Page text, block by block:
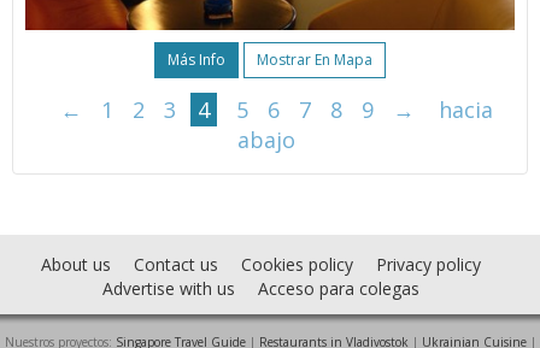
Más Info Mostrar En Mapa
← 1 2 3 4 5 6 7 8 9 →
hacia
abajo
About us Contact us Cookies policy
Privacy policy
Advertise with us
Acceso para colegas
Nuestros proyectos: Singapore Travel Guide| Restaurants in Vladivostok | Ukrainian Cuisine|